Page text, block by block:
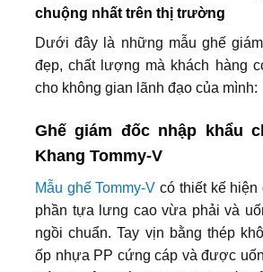
chuộng nhất trên thị trường
Dưới đây là những mẫu ghế
đẹp, chất lượng mà khách hàng
cho không gian lãnh đạo của mình:
Ghế giám đốc nhập khẩu
Khang Tommy-V
Mẫu ghế Tommy-V có thiết kế hiện
phần tựa lưng cao vừa phải và
ngồi chuẩn. Tay vịn bằng thép
ốp nhựa PP cứng cáp và được